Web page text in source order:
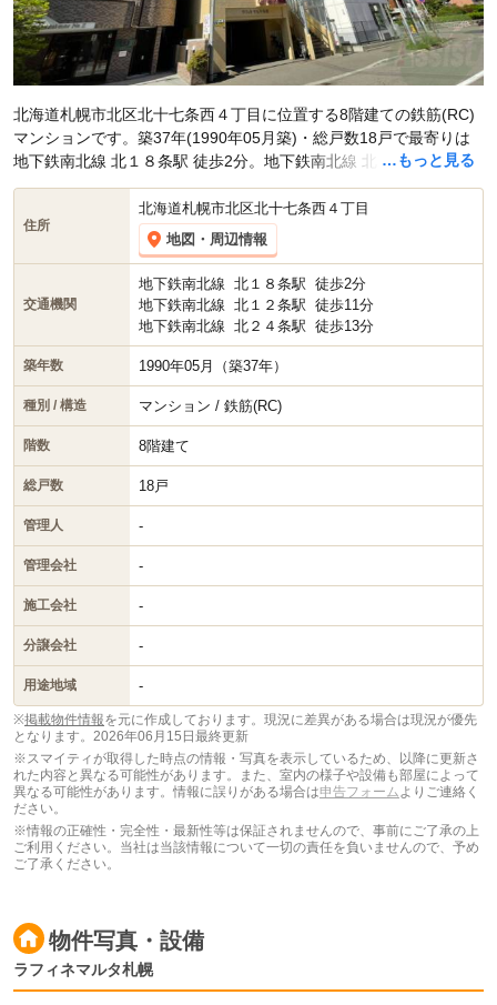
…もっと見る
北海道札幌市北区北十七条西４丁目に位置する8階建ての鉄筋(RC)
マンションです。築37年(1990年05月築)・総戸数18戸で最寄りは
地下鉄南北線 北１８条駅 徒歩2分。地下鉄南北線 北１２条駅 徒歩
11分です。現在スマイティに賃貸募集中の部屋が2件(1LDK~1DK)
掲載されています。
住所
北海道札幌市北区北十七条西４丁目
地図・周辺情報
交通機関
地下鉄南北線 北１８条駅 徒歩2分
地下鉄南北線 北１２条駅 徒歩11分
地下鉄南北線 北２４条駅 徒歩13分
築年数 1990年05月（築37年）
種別 / 構造 マンション / 鉄筋(RC)
階数 8階建て
総戸数 18戸
管理人 -
管理会社 -
施工会社 -
分譲会社 -
用途地域 -
※掲載物件情報を元に作成しております。現況に差異がある場合は現況が優先
となります。 2026年06月15日最終更新
※スマイティが取得した時点の情報・写真を表示しているため、以降に更新さ
れた内容と異なる可能性があります。また、室内の様子や設備も部屋によって
異なる可能性があります。情報に誤りがある場合は申告フォーム よりご連絡く
ださい。
※情報の正確性・完全性・最新性等は保証されませんので、事前にご了承の上
ご利用ください。当社は当該情報について一切の責任を負いませんので、予め
ご了承ください。
物件写真・設備
ラフィネマルタ札幌